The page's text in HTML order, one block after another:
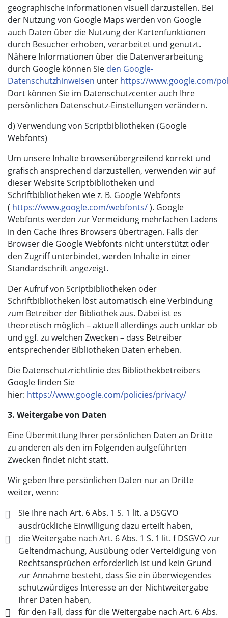
geographische Informationen visuell darzustellen. Bei
der Nutzung von Google Maps werden von Google
auch Daten über die Nutzung der Kartenfunktionen
durch Besucher erhoben, verarbeitet und genutzt.
Nähere Informationen über die Datenverarbeitung
durch Google können Sie den Google-
Datenschutzhinweisen unter https://www.google.com/
Dort können Sie im Datenschutzcenter auch Ihre
persönlichen Datenschutz-Einstellungen verändern.
d) Verwendung von Scriptbibliotheken (Google
Webfonts)
Um unsere Inhalte browserübergreifend korrekt und
grafisch ansprechend darzustellen, verwenden wir auf
dieser Website Scriptbibliotheken und
Schriftbibliotheken wie z. B. Google Webfonts
( https://www.google.com/webfonts/). Google
Webfonts werden zur Vermeidung mehrfachen Ladens
in den Cache Ihres Browsers übertragen. Falls der
Browser die Google Webfonts nicht unterstützt oder
den Zugriff unterbindet, werden Inhalte in einer
Standardschrift angezeigt.
Der Aufruf von Scriptbibliotheken oder
Schriftbibliotheken löst automatisch eine Verbindung
zum Betreiber der Bibliothek aus. Dabei ist es
theoretisch möglich – aktuell allerdings auch unklar ob
und ggf. zu welchen Zwecken – dass Betreiber
entsprechender Bibliotheken Daten erheben.
Die Datenschutzrichtlinie des Bibliothekbetreibers
Google finden Sie
hier: https://www.google.com/policies/privacy/
3. Weitergabe von Daten
Eine Übermittlung Ihrer persönlichen Daten an Dritte
zu anderen als den im Folgenden aufgeführten
Zwecken findet nicht statt.
Wir geben Ihre persönlichen Daten nur an Dritte
weiter, wenn:
Sie Ihre nach Art. 6 Abs. 1 S. 1 lit. a DSGVO
ausdrückliche Einwilligung dazu erteilt haben,
die Weitergabe nach Art. 6 Abs. 1 S. 1 lit. f DSGVO zur
Geltendmachung, Ausübung oder Verteidigung von
Rechtsansprüchen erforderlich ist und kein Grund
zur Annahme besteht, dass Sie ein überwiegendes
schutzwürdiges Interesse an der Nichtweitergabe
Ihrer Daten haben,
für den Fall, dass für die Weitergabe nach Art. 6 Abs.